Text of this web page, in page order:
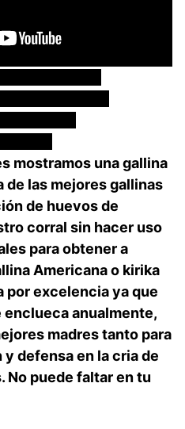
mostramos una gallina
de las mejores gallinas
de huevos de
corral sin hacer uso
para obtener a
Americana o kirika
por excelencia ya que
enclueca anualmente,
madres tanto para
defensa en la cria de
puede faltar en tu